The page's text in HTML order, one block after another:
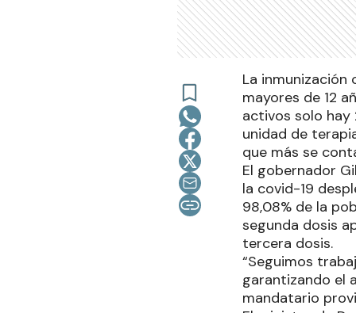
La inmunización
mayores de 12
activos solo hay
unidad de
que más se
El gobernador
la covid-19
98,08% de la
segunda dosis
tercera dosis.
“Seguimos
garantizando el
mandatario